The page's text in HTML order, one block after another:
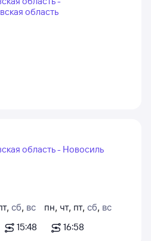
область
область - Новосиль
, сб, вс
15:48
пн, чт, пт, сб, вс
16:58